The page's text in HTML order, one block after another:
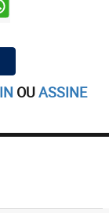
OUASSINE